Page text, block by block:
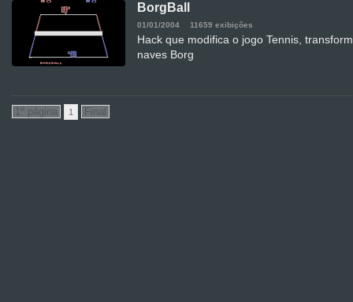
BorgBall
01/01/2004 11659 exibições
Hack que modifica o jogo Tennis,
naves Borg
1